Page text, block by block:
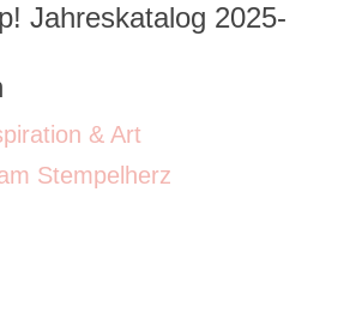
Jahreskatalog 2025-
& Art
Stempelherz